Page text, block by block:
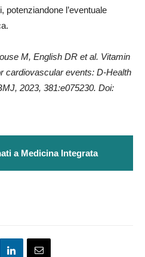
potenziandone l’eventuale
M, English DR et al. Vitamin
cardiovascular events: D-Health
2023, 381:e075230. Doi:
a Medicina Integrata